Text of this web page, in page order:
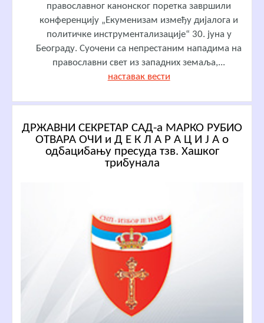
православног канонског поретка завршили
конференцију „Екуменизам између дијалога и
политичке инструментализације“ 30. јуна у
Београду. Суочени са непрестаним нападима на
православни свет из западних земаља,...
наставак вести
ДРЖАВНИ СЕКРЕТАР САД-а МАРКО РУБИО
ОТВАРА ОЧИ и Д Е К Л А Р А Ц И Ј А о
одбацибању пресуда тзв. Хашког
трибунала